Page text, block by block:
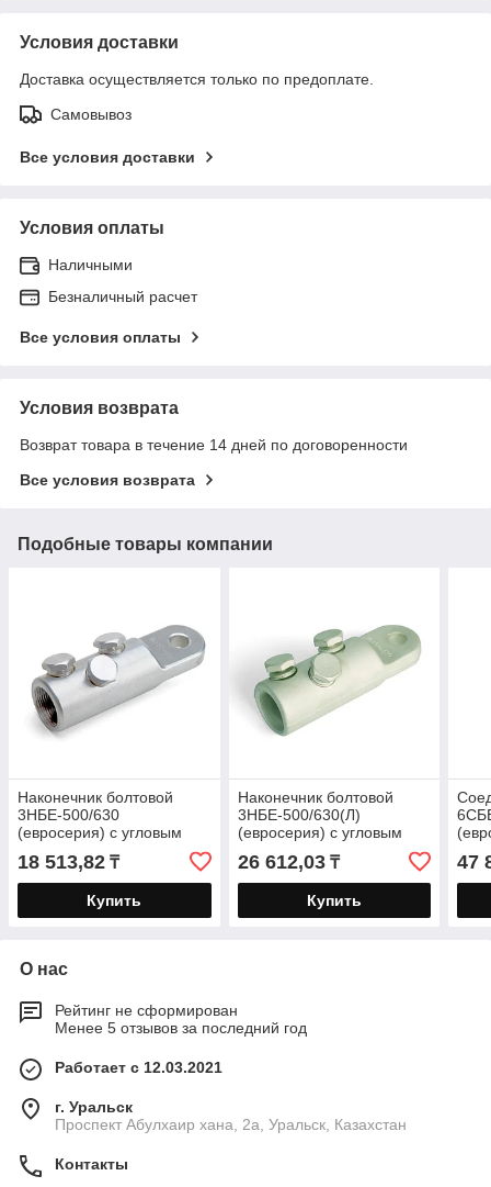
Условия доставки
Доставка осуществляется только по предоплате.
Самовывоз
Все условия доставки
Условия оплаты
Наличными
Безналичный расчет
Все условия оплаты
Условия возврата
Возврат товара в течение 14 дней по договоренности
Все условия возврата
Подобные товары компании
Наконечник болтовой
3НБЕ-500/630
(евросерия) с угловым
расположением болтов
18 513,82 ₸
Купить
Наконечник болтовой
3НБЕ-500/630(Л)
(евросерия) с угловым
расположением болтов
луженый
26 612,03₸
Купить
47
О нас
Рейтинг не сформирован
Менее 5 отзывов за последний год
Работает с 12.03.2021
г. Уральск
Проспект Абулхаир хана, 2а, Уральск, Казахстан
Контакты